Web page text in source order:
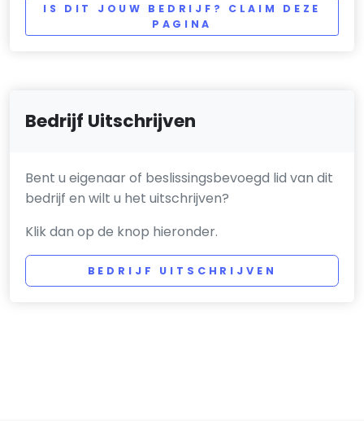
IS DIT JOUW BEDRIJF? CLAIM DEZE
PAGINA
Bedrijf Uitschrijven
Bent u eigenaar of beslissingsbevoegd lid van dit
bedrijf en wilt u het uitschrijven?
Klik dan op de knop hieronder.
BEDRIJF UITSCHRIJVEN